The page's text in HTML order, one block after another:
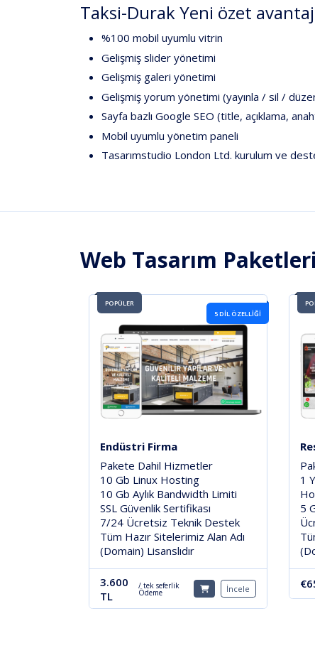
Taksi-Durak Yeni özet
%100 mobil uyumlu vitrin
Gelişmiş slider yönetimi
Gelişmiş galeri yönetimi
Gelişmiş yorum yönetimi (yayınla / sil /
Sayfa bazlı Google SEO (title, açıklama,
Mobil uyumlu yönetim paneli
Tasarımstudio London Ltd. kurulum ve
Web Tasarım
POPÜLER
5 DIL ÖZELLIĞI
Endüstri Firma
Pakete Dahil Hizmetler
10 Gb Linux Hosting
10 Gb Aylık Bandwidth Limiti
SSL Güvenlik Sertifikası
7/24 Ücretsiz Teknik Destek
Tüm Hazır Sitelerimiz Alan Adı
(Domain) Lisanslıdır
3.600
TL
/ tek seferlik
Ödeme İncele
1
5